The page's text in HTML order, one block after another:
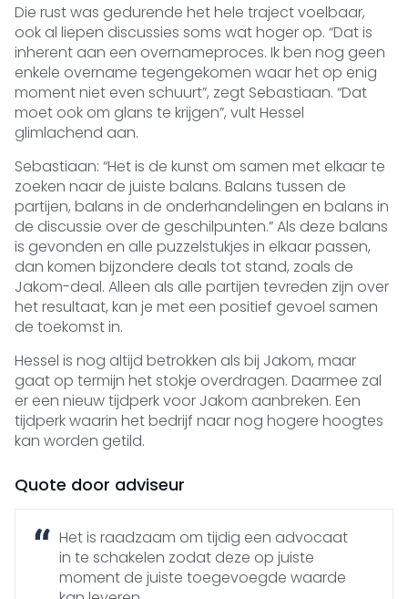
Die rust was gedurende het hele traject voelbaar,
ook al liepen discussies soms wat hoger op. “Dat is
inherent aan een overnameproces. Ik ben nog geen
enkele overname tegengekomen waar het op enig
moment niet even schuurt”, zegt Sebastiaan. “Dat
moet ook om glans te krijgen”, vult Hessel
glimlachend aan.
Sebastiaan: “Het is de kunst om samen met elkaar te
zoeken naar de juiste balans. Balans tussen de
partijen, balans in de onderhandelingen en balans in
de discussie over de geschilpunten.” Als deze balans
is gevonden en alle puzzelstukjes in elkaar passen,
dan komen bijzondere deals tot stand, zoals de
Jakom-deal. Alleen als alle partijen tevreden zijn over
het resultaat, kan je met een positief gevoel samen
de toekomst in.
Hessel is nog altijd betrokken als bij Jakom, maar
gaat op termijn het stokje overdragen. Daarmee zal
er een nieuw tijdperk voor Jakom aanbreken. Een
tijdperk waarin het bedrijf naar nog hogere hoogtes
kan worden getild.
Quote door adviseur
Het is raadzaam om tijdig een advocaat
in te schakelen zodat deze op juiste
moment de juiste toegevoegde waarde